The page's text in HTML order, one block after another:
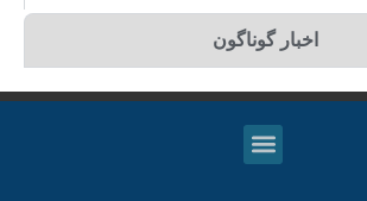
اخبار گوناگون